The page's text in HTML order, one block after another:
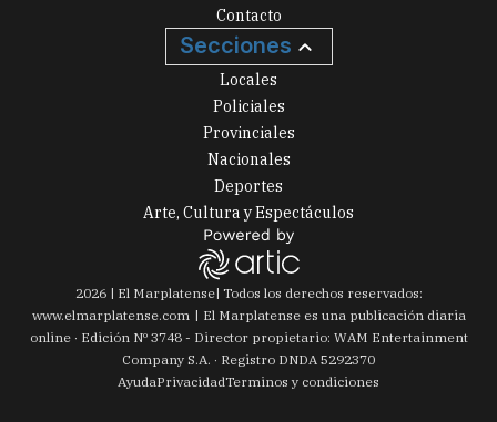
Contacto
Secciones
Locales
Policiales
Provinciales
Nacionales
Deportes
Arte, Cultura y Espectáculos
2026| El Marplatense| Todos los derechos reservados:
www.elmarplatense.com
El Marplatense es una publicación diaria
online · Edición Nº 3748- Director propietario: WAM Entertainment
Company S.A. · Registro DNDA 5292370
AyudaPrivacidadTerminos y condiciones